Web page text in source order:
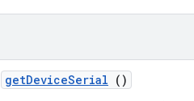
getDeviceSerial ()